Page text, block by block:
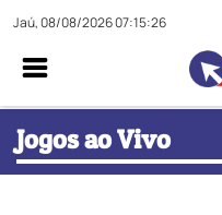
Jaú, 08/08/2026 07:15:26
Jogos ao Vivo